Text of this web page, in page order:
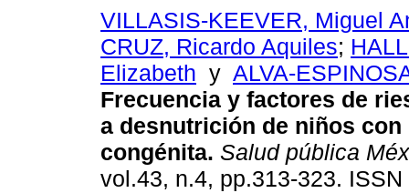
VILLASIS-KEEVER, Miguel
CRUZ, Ricardo Aquiles;
Elizabeth y ALVA-
Frecuencia y factores de
a desnutrición de niños
congénita. Salud pública Méx
vol.43, n.4, pp.313-323.